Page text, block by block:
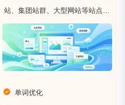
站、集团站群、大型网站等站点类
型，我们具有丰富的网站优化经
验。
单词优化